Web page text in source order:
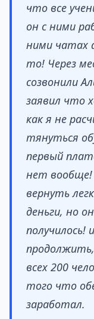
что все
он с ними
ними чатах
то! Через
созвонили
заявил что
как я не
тянуться
первый
нет вообще!
вернуть
деньги, но
получилось!
всех 200
того что
заработал.